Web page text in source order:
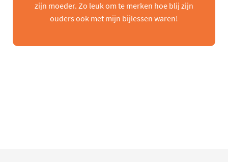
zijn moeder. Zo leuk om te merken hoe blij zijn
ouders ook met mijn bijlessen waren!